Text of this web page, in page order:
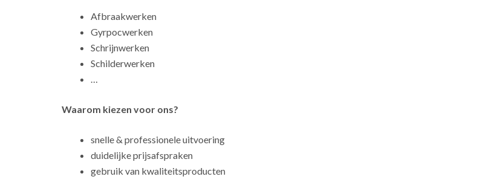
Afbraakwerken
Gyrpocwerken
Schrijnwerken
Schilderwerken
Waarom kiezen voor ons?
snelle & professionele uitvoering
duidelijke prijsafspraken
gebruik van kwaliteitsproducten